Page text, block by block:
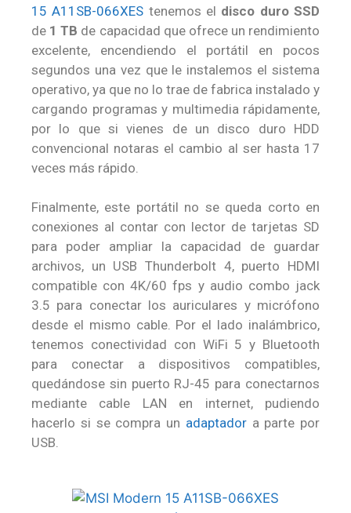
15 A11SB-066XES tenemos el disco duro SSD
de 1 TB de capacidad que ofrece un rendimiento
excelente, encendiendo el portátil en pocos
segundos una vez que le instalemos el sistema
operativo, ya que no lo trae de fabrica instalado y
cargando programas y multimedia rápidamente,
por lo que si vienes de un disco duro HDD
convencional notaras el cambio al ser hasta 17
veces más rápido.
Finalmente, este portátil no se queda corto en
conexiones al contar con lector de tarjetas SD
para poder ampliar la capacidad de guardar
archivos, un USB Thunderbolt 4, puerto HDMI
compatible con 4K/60 fps y audio combo jack
3.5 para conectar los auriculares y micrófono
desde el mismo cable. Por el lado inalámbrico,
tenemos conectividad con WiFi 5 y Bluetooth
para conectar a dispositivos compatibles,
quedándose sin puerto RJ-45 para conectarnos
mediante cable LAN en internet, pudiendo
hacerlo si se compra un adaptadora parte por
USB.